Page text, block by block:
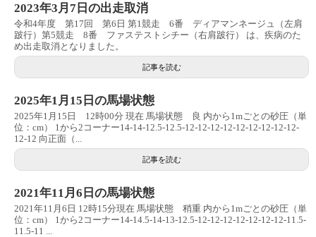
2023年3月7日の出走取消
令和4年度 第17回 第6日 第1競走 6番 ディアマンネージュ（左肩
跛行）第5競走 8番 ファステストシチー（右肩跛行） は、疾病のた
め出走取消となりました。
記事を読む
2025年1月15日の馬場状態
2025年1月15日 12時00分 現在 馬場状態 良 内から1mごとの砂圧（単
位：cm） 1から2コーナー14-14-12.5-12.5-12-12-12-12-12-12-12-12-12-
12-12 向正面（...
記事を読む
2021年11月6日の馬場状態
2021年11月6日 12時15分現在 馬場状態 稍重 内から1mごとの砂圧（単
位：cm） 1から2コーナー14-14.5-14-13-12.5-12-12-12-12-12-12-12-11.5-
11.5-11 ...